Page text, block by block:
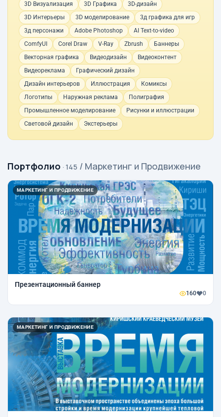
3D Визуализация
3D Графика
3D-дизайн
3D Интерьеры
3D моделирование
3д графика для игр
3д персонажи
Adobe Photoshop
AI Text-to-video
ComfyUI
Corel Draw V-Ray Zbrush
Баннеры
Векторная графика
Видеодизайн
Видеоконтент
Видеореклама
Графический дизайн
Дизайн интерьеров
Иллюстрация
Комиксы
Логотипы
Наружная реклама
Полиграфия
Промышленное моделирование
Рисунки и иллюстрации
Световой дизайн
Экстерьеры
Портфолио · 145 / Маркетинг и Продвижение
МАРКЕТИНГ И ПРОДВИЖЕНИЕ
Презентационный баннер
160 0
МАРКЕТИНГ И ПРОДВИЖЕНИЕ